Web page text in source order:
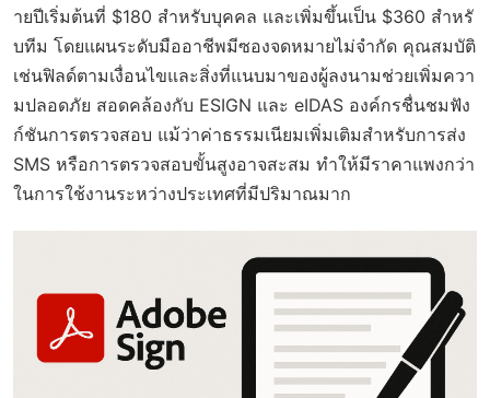
ายปีเริ่มต้นที่ $180 สำหรับบุคคล และเพิ่มขึ้นเป็น $360 สำหรั
บทีม โดยแผนระดับมืออาชีพมีซองจดหมายไม่จำกัด คุณสมบัติ
เช่นฟิลด์ตามเงื่อนไขและสิ่งที่แนบมาของผู้ลงนามช่วยเพิ่มควา
มปลอดภัย สอดคล้องกับ ESIGN และ eIDAS องค์กรชื่นชมฟัง
ก์ชันการตรวจสอบ แม้ว่าค่าธรรมเนียมเพิ่มเติมสำหรับการส่ง
SMS หรือการตรวจสอบขั้นสูงอาจสะสม ทำให้มีราคาแพงกว่า
ในการใช้งานระหว่างประเทศที่มีปริมาณมาก